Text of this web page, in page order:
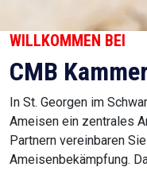
WILLKOMMEN BEI
CMB
In St. Georgen im
Ameisen ein zentrales
Partnern vereinbaren
Ameisenbekämpfung.